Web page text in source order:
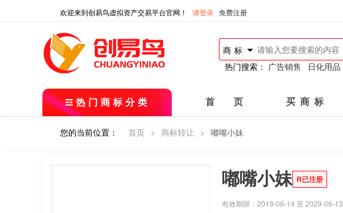
欢迎来到创易鸟虚拟资产交易平台官网！ 请登录 免费注册
商标
热门搜索： 广告销售 日化用品
热门商标分类 首 页 买 商 标
您的当前位置： 首页 > 商标转让 > 嘟嘴小妹
嘟嘴小妹 R已注册
有效期限：2019-06-14 至 2029-06-13